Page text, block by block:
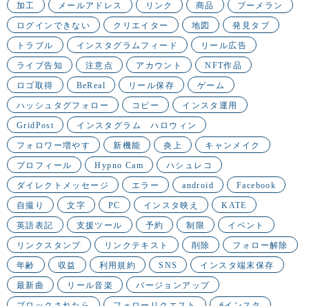
加工 メールアドレス リンク 商品 ブーメラン
ログインできない クリエイター 地図 発見タブ
トラブル インスタグラムフィード リール広告
ライブ告知 注意点 アカウント NFT作品
ロゴ取得 BeReal リール保存 ゲーム
ハッシュタグフォロー コピー インスタ運用
GridPost インスタグラム ハロウィン
フォロワー増やす 新機能 炎上 キャンメイク
プロフィール Hypno Cam ハシュレコ
ダイレクトメッセージ エラー android Facebook
自撮り 文字 PC インスタ映え KATE
英語表記 支援ツール 予約 制限 イベント
リンクスタンプ リンクテキスト 削除 フォロー解除
年齢 収益 利用規約 SNS インスタ端末保存
最新曲 リール音楽 バージョンアップ